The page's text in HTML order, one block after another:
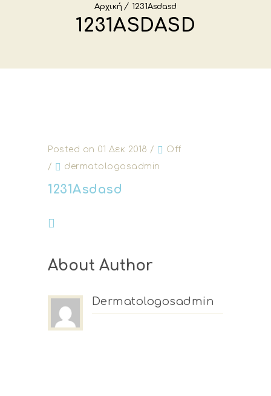
Αρχική 1231Asdasd
1231ASDASD
Posted on 01 Δεκ 2018 /
Off
/
dermatologosadmin
1231Asdasd
About Author
Dermatologosadmin